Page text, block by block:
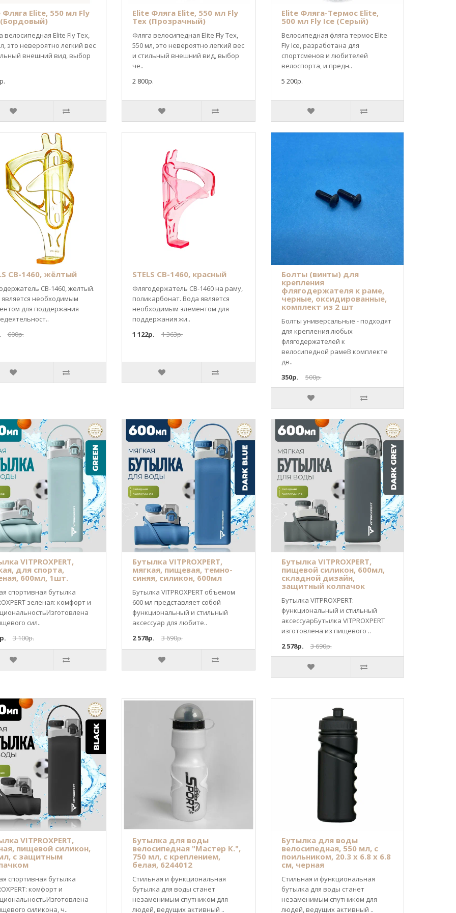
Фляга Elite, 550 мл Fly
велосипедная Elite Fly Tex,
это невероятно легкий вес
внешний вид, выбор
Elite Фляга Elite, 550 мл Fly
Tex (Прозрачный)
Фляга велосипедная Elite Fly Tex,
550 мл, это невероятно легкий вес
и стильный внешний вид, выбор
че..
2 800р.
Elite Фляга-Термос Elite,
500 мл Fly Ice (Серый)
Велосипедная фляга термос Elite
Fly Ice, разработана для
спортсменов и любителей
велоспорта, и предн..
5 200р.
CB-1460, жёлтый
СВ-1460, желтый.
необходимым
для поддержания
600р.
STELS CB-1460, красный
Флягодержатель CB-1460 на раму,
поликарбонат. Вода является
необходимым элементом для
поддержания жи..
1 122р.
1 363р.
Болты (винты) для
крепления
флягодержателя к раме,
черные, оксидированные,
комплект из 2 шт
Болты универсальные - подходят
для крепления любых
флягодержателей к
велосипедной рамеВ комплекте
дв..
350р.
500р.
VITPROXPERT,
для спорта,
600мл, 1шт.
спортивная бутылка
зеленая: комфорт и
сил..
3 100р.
Бутылка VITPROXPERT,
мягкая, пищевая, темно-
синяя, силикон, 600мл
Бутылка VITPROXPERT объемом
600 мл представляет собой
функциональный и стильный
аксессуар для любите..
2 578р.
3 690р.
Бутылка VITPROXPERT,
пищевой силикон, 600мл,
складной дизайн,
защитный колпачок
Бутылка VITPROXPERT:
функциональный и стильный
аксессуарБутылка VITPROXPERT
изготовлена из пищевого ..
2 578р.
3 690р.
VITPROXPERT,
пищевой силикон,
с защитным
спортивная бутылка
комфорт и
силикона, ч..
Бутылка для воды
велосипедная "Мастер К.",
750 мл, с креплением,
белая, 6244012
Стильная и функциональная
бутылка для воды станет
незаменимым спутником для
людей, ведущих активный ..
Бутылка для воды
велосипедная, 550 мл, с
поильником, 20.3 х 6.8 х 6.8
см, черная
Стильная и функциональная
бутылка для воды станет
незаменимым спутником для
людей, ведущих активный ..